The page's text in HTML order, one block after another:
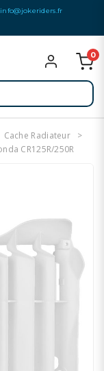
info@jokeriders.fr
0
Cache Radiateur
CR125R/250R